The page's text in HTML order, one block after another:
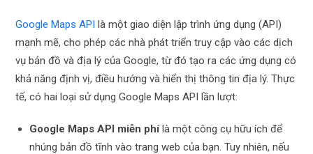
Google Maps API là một giao diện lập trình ứng dụng (API)
mạnh mẽ, cho phép các nhà phát triển truy cập vào các dịch
vụ bản đồ và địa lý của Google, từ đó tạo ra các ứng dụng có
khả năng định vị, điều hướng và hiển thị thông tin địa lý. Thực
tế, có hai loại sử dụng Google Maps API lần lượt:
Google Maps API miễn phílà một công cụ hữu ích để
nhúng bản đồ tĩnh vào trang web của bạn. Tuy nhiên, nếu